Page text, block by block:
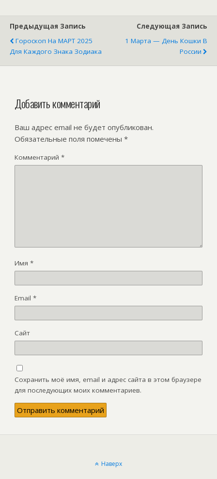
Предыдущая Запись
Гороскоп На МАРТ 2025
Для Каждого Знака Зодиака
Следующая Запись
1 Марта — День Кошки В
России
Добавить комментарий
Ваш адрес email не будет опубликован.
Обязательные поля помечены *
Комментарий *
Имя *
Email *
Сайт
Сохранить моё имя, email и адрес сайта в этом браузере
для последующих моих комментариев.
Наверх